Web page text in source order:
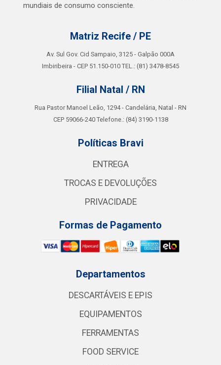
mundiais de consumo consciente.
Matriz Recife / PE
Av. Sul Gov. Cid Sampaio, 3125 - Galpão 000A
Imbiribeira - CEP 51.150-010 TEL.: (81) 3478-8545
Filial Natal / RN
Rua Pastor Manoel Leão, 1294 - Candelária, Natal - RN
CEP 59066-240 Telefone.: (84) 3190-1138
Políticas Bravi
ENTREGA
TROCAS E DEVOLUÇÕES
PRIVACIDADE
Formas de Pagamento
Departamentos
DESCARTÁVEIS E EPIS
EQUIPAMENTOS
FERRAMENTAS
FOOD SERVICE